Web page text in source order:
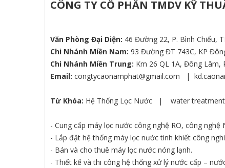
CÔNG TY CỔ PHẦN TMDV KỸ
Văn Phòng Đại Diện: 46 Đường 22, P. Bình Chiểu,
Chi Nhánh Miền Nam: 93 Đường ĐT 743C, KP
Chi Nhánh Miền Trung: Km 26 QL 1A, Đông Lâm,
Email: congtycaonamphat@gmail.com |
Từ Khóa: Hệ Thống Lọc Nước | water
- Cung cấp máy lọc nước công nghệ RO, công nghệ
- Lắp đặt hệ thống máy lọc nước tinh khiết công
- Bán và cho thuê máy lọc nước nóng lạnh.
- Thiết kế và thi công hệ thống xử lý nước cấp –